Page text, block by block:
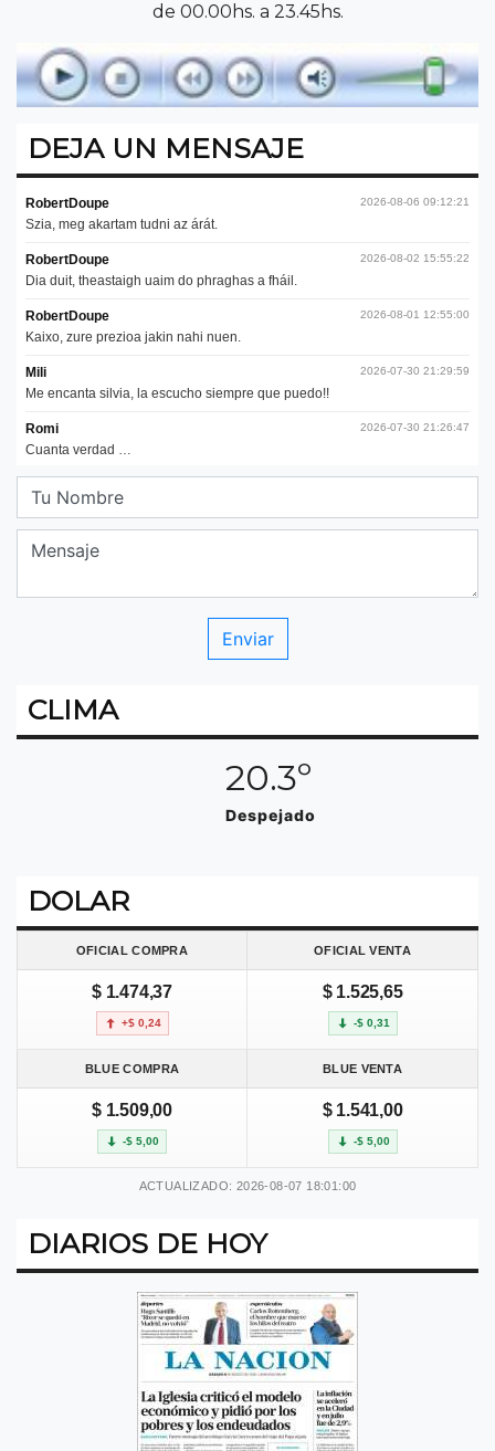
de 00.00hs. a 23.45hs.
DEJA UN MENSAJE
CLIMA
20.3º
Despejado
DOLAR
OFICIAL COMPRA OFICIAL VENTA
$ 1.474,37
+$ 0,24
$ 1.525,65
-$ 0,31
BLUE COMPRA BLUE VENTA
$ 1.509,00
-$ 5,00
$ 1.541,00
-$ 5,00
ACTUALIZADO: 2026-08-07 18:01:00
DIARIOS DE HOY